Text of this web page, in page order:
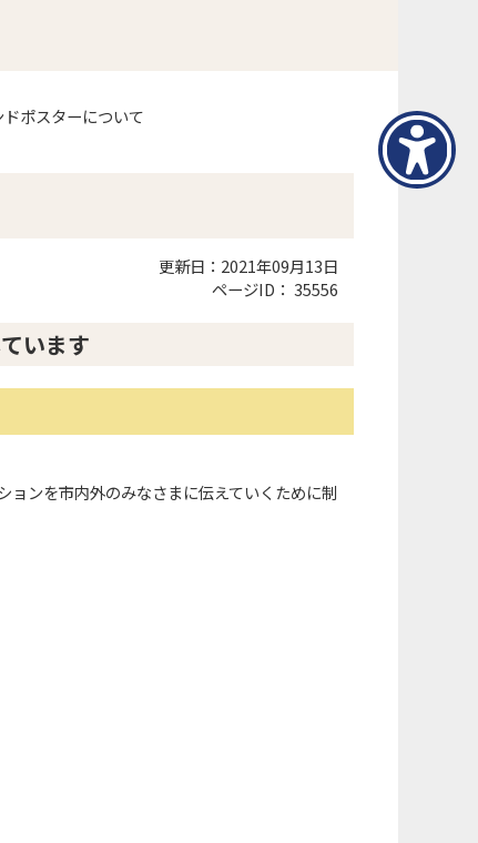
ドポスターについて
更新日：2021年09月13日
ページID： 35556
います
ョンを市内外のみなさまに伝えていくために制